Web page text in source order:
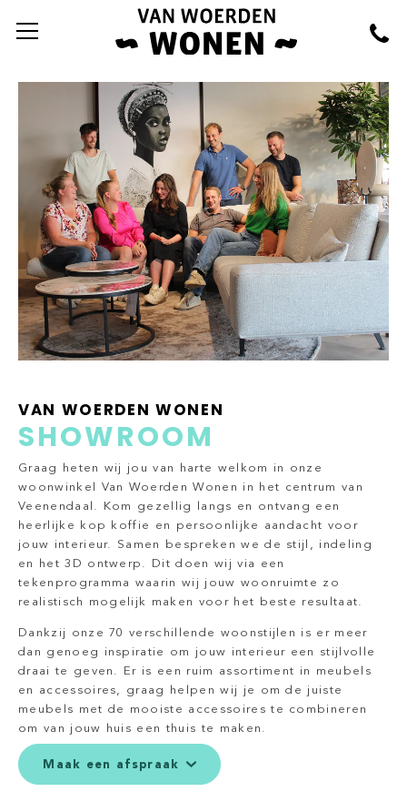
VAN WOERDEN WONEN
SHOWROOM
Graag heten wij jou van harte welkom in onze
woonwinkel Van Woerden Wonen in het centrum van
Veenendaal. Kom gezellig langs en ontvang een
heerlijke kop koffie en persoonlijke aandacht voor
jouw interieur. Samen bespreken we de stijl, indeling
en het 3D ontwerp. Dit doen wij via een
tekenprogramma waarin wij jouw woonruimte zo
realistisch mogelijk maken voor het beste resultaat.
Dankzij onze 70 verschillende woonstijlen is er meer
dan genoeg inspiratie om jouw interieur een stijlvolle
draai te geven. Er is een ruim assortiment in meubels
en accessoires, graag helpen wij je om de juiste
meubels met de mooiste accessoires te combineren
om van jouw huis een thuis te maken.
Maak een afspraak